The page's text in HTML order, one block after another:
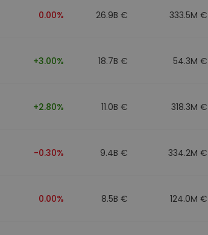
0.00% 26.9B € 333.5M €
+3.00% 18.7B € 54.3M €
+2.80% 11.0B € 318.3M €
-0.30% 9.4B € 334.2M €
0.00% 8.5B € 124.0M €